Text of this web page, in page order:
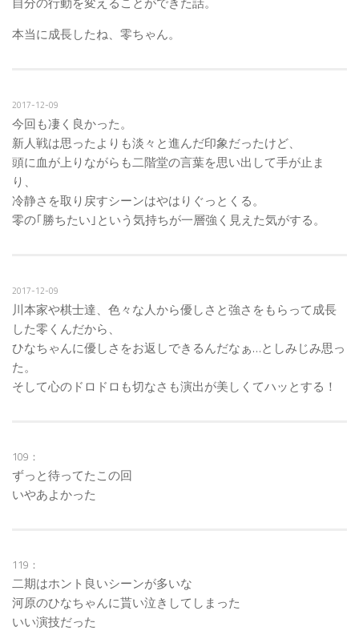
本当に成長したね、零ちゃん。
2017-12-09
今回も凄く良かった。
新人戦は思ったよりも淡々と進んだ印象だったけど、
頭に血が上りながらも二階堂の言葉を思い出して手が止ま
り、
冷静さを取り戻すシーンはやはりぐっとくる。
零の｢勝ちたい｣という気持ちが一層強く見えた気がする。
2017-12-09
川本家や棋士達、色々な人から優しさと強さをもらって成長
した零くんだから、
ひなちゃんに優しさをお返しできるんだなぁ…としみじみ思っ
た。
そして心のドロドロも切なさも演出が美しくてハッとする！
109：
ずっと待ってたこの回
いやあよかった
119：
二期はホント良いシーンが多いな
河原のひなちゃんに貰い泣きしてしまった
いい演技だった